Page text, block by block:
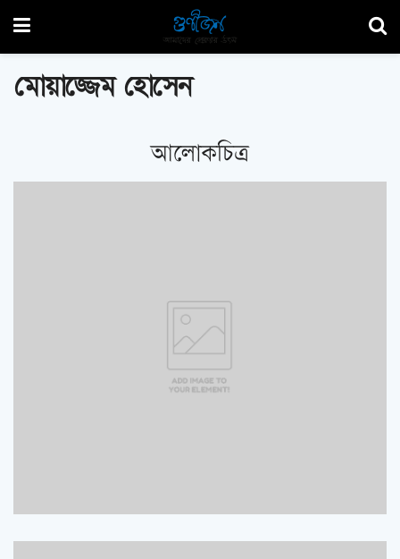
মোয়াজ্জেম হোসেন
আলোকচিত্র